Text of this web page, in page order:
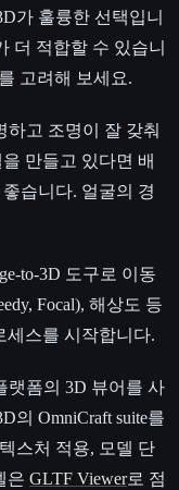
가 훌륭한 선택입니
더 적합할 수 있습니
고려해 보세요.
하고 조명이 잘 갖춰
만들고 있다면 배
습니다. 얼굴의 경
to-3D 도구로 이동
Focal), 해상도 등
세스를 시작합니다.
랫폼의 3D 뷰어를 사
의 OmniCraft suite를
스처 적용, 모델 단
은 GLTF Viewer로 점